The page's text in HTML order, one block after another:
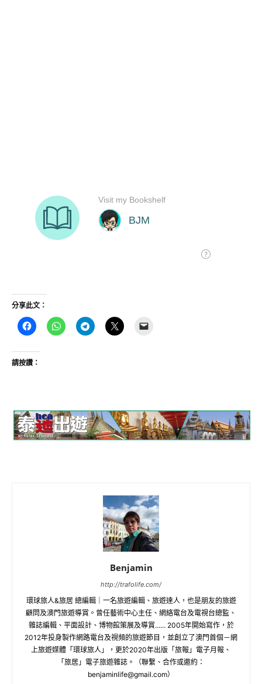
分享此文：
請按讚：
Benjamin
http://trafolife.com/
環球旅人&旅居 總編輯｜一名旅遊編輯、旅遊達人，也是朋友的旅遊
顧問及澳門旅遊導賞。曾任藝術中心主任、網絡電台及電視台總監、
雜誌編輯、平面設計、博物館策展及導賞...... 2005年開始寫作，於
2012年投身製作網路電台及視頻的旅遊節目，並創立了澳門首個－網
上旅遊媒體「環球旅人」，更於2020年出版「旅報」電子月報、
「旅居」電子旅遊雜誌。（聯繫、合作或邀約：
benjaminlife@gmail.com）